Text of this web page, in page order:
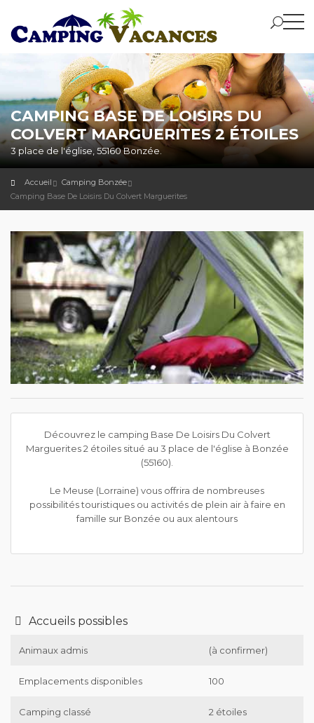
CAMPING BASE DE LOISIRS DU
COLVERT MARGUERITES 2 ÉTOILES
3 place de l'église, 55160 Bonzée.
Accueil
Camping Bonzée
Camping Base De Loisirs Du Colvert Marguerites
Découvrez le camping Base De Loisirs Du Colvert
Marguerites 2 étoiles situé au 3 place de l'église à Bonzée
(55160).
Le Meuse (Lorraine) vous offrira de nombreuses
possibilités touristiques ou activités de plein air à faire en
famille sur Bonzée ou aux alentours
Accueils possibles
Animaux admis (à confirmer)
Emplacements disponibles 100
Camping classé 2 étoiles